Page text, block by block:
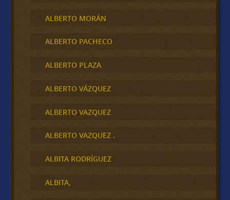
ALBERTO MORÁN
ALBERTO PACHECO
ALBERTO PLAZA
ALBERTO VÁZQUEZ
ALBERTO VAZQUEZ
ALBERTO VAZQUEZ .
ALBITA RODRÍGUEZ
ALBITA,